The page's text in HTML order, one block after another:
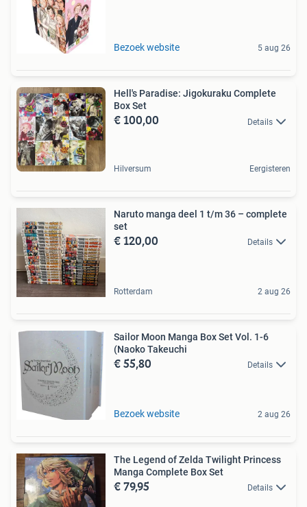
Bezoek website 5 aug 26
Hell's Paradise: Jigokuraku Complete
Box Set
€ 100,00 Details
Hilversum Eergisteren
Naruto manga deel 1 t/m 36 – complete
set
€ 120,00 Details
Rotterdam 2 aug 26
Sailor Moon Manga Box Set Vol. 1-6
(Naoko Takeuchi
€ 55,80 Details
Bezoek website 2 aug 26
The Legend of Zelda Twilight Princess
Manga Complete Box Set
€ 79,95 Details